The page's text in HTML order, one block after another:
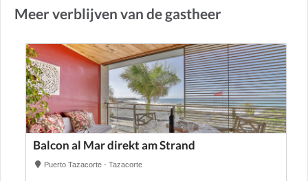
Meer verblijven van de gastheer
Balcon al Mar direkt am Strand
Puerto Tazacorte - Tazacorte